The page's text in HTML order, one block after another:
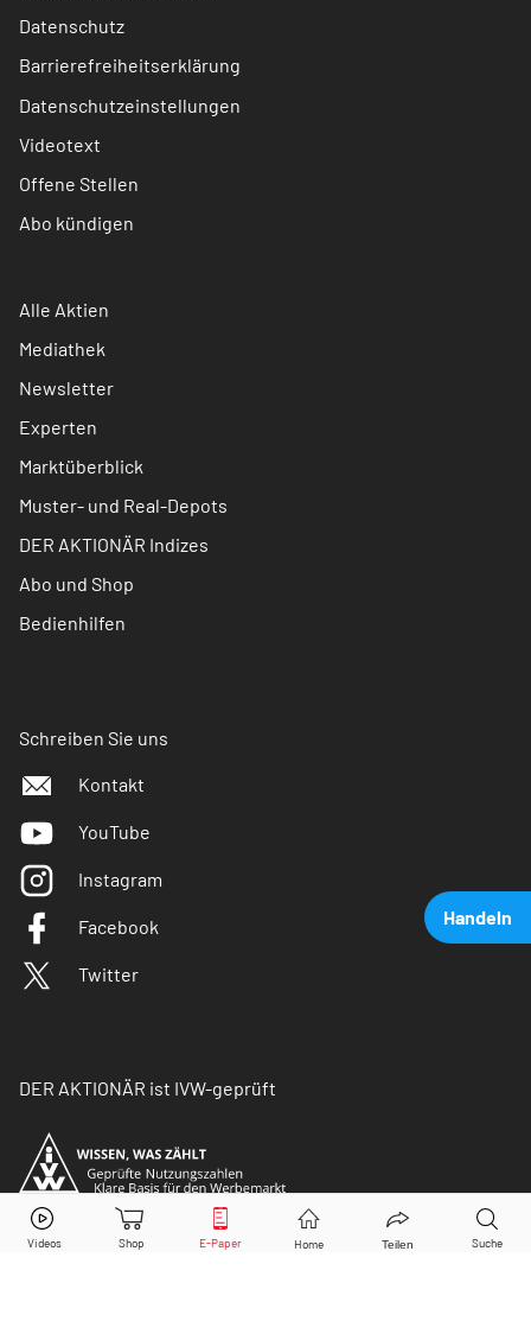
Handeln
Allianz Aktie jetzt handeln?
Datenschutz
Barrierefreiheitserklärung
Datenschutzeinstellungen
Videotext
Offene Stellen
Abo kündigen
Alle Aktien
Mediathek
Newsletter
Experten
Marktüberblick
Muster- und Real-Depots
DER AKTIONÄR Indizes
Abo und Shop
Bedienhilfen
Schreiben Sie uns
Kontakt
YouTube
Instagram
Facebook
Twitter
DER AKTIONÄR ist IVW-geprüft